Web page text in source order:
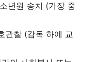
년원 송치 (가장 중
관찰 (감독 하에 교